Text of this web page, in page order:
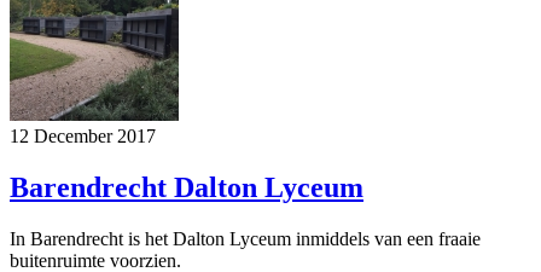
12 December 2017
Barendrecht Dalton Lyceum
​In Barendrecht is het Dalton Lyceum inmiddels van een fraaie
buitenruimte voorzien.